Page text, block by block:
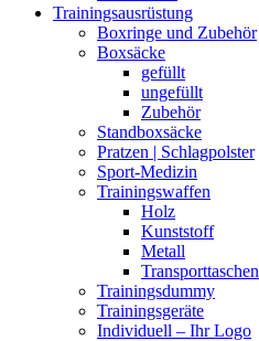
Trainingsausrüstung
Boxringe und Zubehör
Boxsäcke
gefüllt
ungefüllt
Zubehör
Standboxsäcke
Pratzen | Schlagpolster
Sport-Medizin
Trainingswaffen
Holz
Kunststoff
Metall
Transporttaschen
Trainingsdummy
Trainingsgeräte
Individuell – Ihr Logo